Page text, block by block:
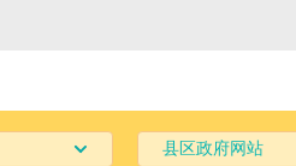
县区政府网站